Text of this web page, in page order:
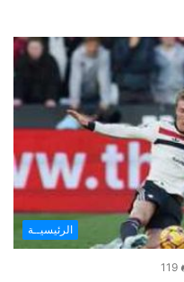
الرئيسيــة
119